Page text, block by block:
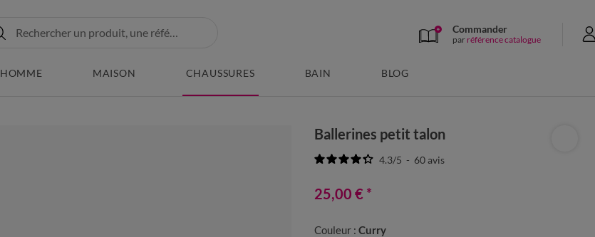
Commander
par référence catalogue
HOMME MAISON CHAUSSURES BAIN BLOG
Ballerines petit talon
4.3/5 - 60avis
25,00 € *
Couleur : Curry